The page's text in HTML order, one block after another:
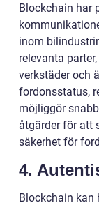
Blockchain har
inom
relevanta
verkstäder och
fordonsstatus,
möjliggör
åtgärder för att
säkerhet för
4.
Blockchain